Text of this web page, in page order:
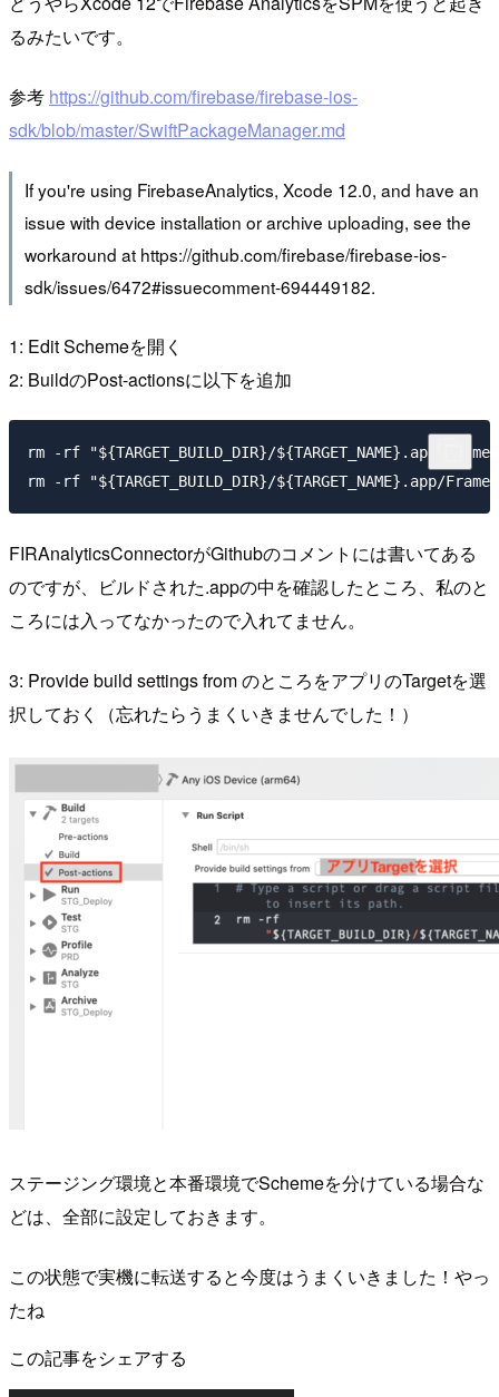
るみたいです。
参考 https://github.com/firebase/firebase-ios-
sdk/blob/master/SwiftPackageManager.md
If you're using FirebaseAnalytics, Xcode 12.0, and have an
issue with device installation or archive uploading, see the
workaround at https://github.com/firebase/firebase-ios-
sdk/issues/6472#issuecomment-694449182.
1: Edit Schemeを開く
2: BuildのPost-actionsに以下を追加
rm -rf "${TARGET_BUILD_DIR}/${TARGET_NAME}.app/
FIRAnalyticsConnectorがGithubのコメントには書いてある
のですが、ビルドされた.appの中を確認したところ、私のと
ころには入ってなかったので入れてません。
3: Provide build settings from のところをアプリのTargetを選
択しておく（忘れたらうまくいきませんでした！）
ステージング環境と本番環境でSchemeを分けている場合な
どは、全部に設定しておきます。
この状態で実機に転送すると今度はうまくいきました！やっ
たね
この記事をシェアする